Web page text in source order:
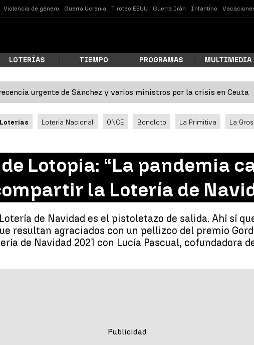
Violencia de género Guerra Ucrania Tiroteo EEUU Guerra Irán Infantino
estás buscando?
LOTERÍAS TIEMPO PROGRAMAS MULTIMEDIA
urgente de Sánchez y varios ministros por la crisis en Ceuta
Loterías Lotería Nacional ONCE Bonoloto La Primitiva La
Lotopia: “La pandemia
la Lotería de
de Navidad es el pistoletazo de salida. Ahí sí
resultan agraciados con un pellizco del premio
de Navidad 2021 con Lucía Pascual, cofundadora